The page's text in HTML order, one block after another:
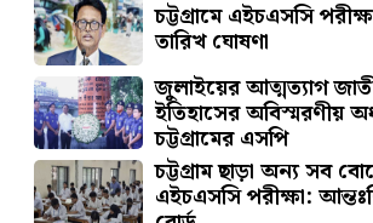
চট্টগ্রামে এইচএসসি
তারিখ ঘোষণা
জুলাইয়ের আত্মত্যাগ
ইতিহাসের অবিস্মরণীয়
চট্টগ্রামের এসপি
চট্টগ্রাম ছাড়া অন্য সব
এইচএসসি পরীক্ষা: